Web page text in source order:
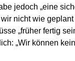
jedoch „eine
nicht wie
„früher fertig
„Wir können